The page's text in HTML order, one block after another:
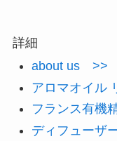
詳細
about us >>
アロマオイル
フランス有機
ディフューザ